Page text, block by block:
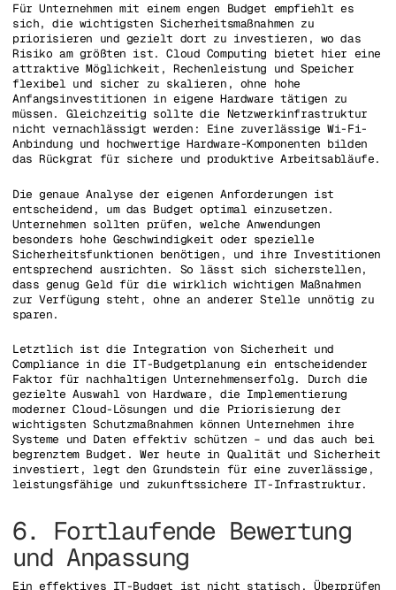
Für Unternehmen mit einem engen Budget empfiehlt es
sich, die wichtigsten Sicherheitsmaßnahmen zu
priorisieren und gezielt dort zu investieren, wo das
Risiko am größten ist. Cloud Computing bietet hier eine
attraktive Möglichkeit, Rechenleistung und Speicher
flexibel und sicher zu skalieren, ohne hohe
Anfangsinvestitionen in eigene Hardware tätigen zu
müssen. Gleichzeitig sollte die Netzwerkinfrastruktur
nicht vernachlässigt werden: Eine zuverlässige Wi-Fi-
Anbindung und hochwertige Hardware-Komponenten bilden
das Rückgrat für sichere und produktive Arbeitsabläufe.
Die genaue Analyse der eigenen Anforderungen ist
entscheidend, um das Budget optimal einzusetzen.
Unternehmen sollten prüfen, welche Anwendungen
besonders hohe Geschwindigkeit oder spezielle
Sicherheitsfunktionen benötigen, und ihre Investitionen
entsprechend ausrichten. So lässt sich sicherstellen,
dass genug Geld für die wirklich wichtigen Maßnahmen
zur Verfügung steht, ohne an anderer Stelle unnötig zu
sparen.
Letztlich ist die Integration von Sicherheit und
Compliance in die IT-Budgetplanung ein entscheidender
Faktor für nachhaltigen Unternehmenserfolg. Durch die
gezielte Auswahl von Hardware, die Implementierung
moderner Cloud-Lösungen und die Priorisierung der
wichtigsten Schutzmaßnahmen können Unternehmen ihre
Systeme und Daten effektiv schützen – und das auch bei
begrenztem Budget. Wer heute in Qualität und Sicherheit
investiert, legt den Grundstein für eine zuverlässige,
leistungsfähige und zukunftssichere IT-Infrastruktur.
6. Fortlaufende Bewertung
und Anpassung
Ein effektives IT-Budget ist nicht statisch. Überprüfen